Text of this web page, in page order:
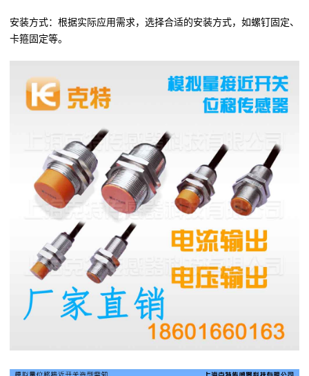
安装方式：根据实际应用需求，选择合适的安装方式，如螺钉固定、
卡箍固定等。